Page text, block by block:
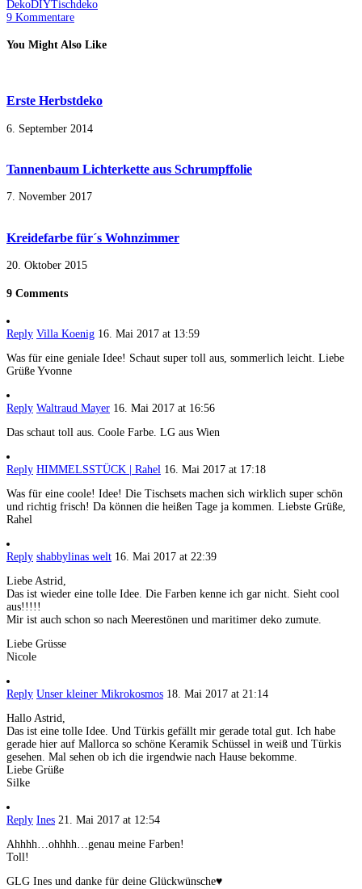
DekoDIYTischdeko
9 Kommentare
You Might Also Like
Erste Herbstdeko
6. September 2014
Tannenbaum Lichterkette aus Schrumpffolie
7. November 2017
Kreidefarbe für´s Wohnzimmer
20. Oktober 2015
9 Comments
Reply Villa Koenig 16. Mai 2017 at 13:59
Was für eine geniale Idee! Schaut super toll aus, sommerlich leicht. Liebe
Grüße Yvonne
Reply Waltraud Mayer 16. Mai 2017 at 16:56
Das schaut toll aus. Coole Farbe. LG aus Wien
Reply HIMMELSSTÜCK | Rahel 16. Mai 2017 at 17:18
Was für eine coole! Idee! Die Tischsets machen sich wirklich super schön
und richtig frisch! Da können die heißen Tage ja kommen. Liebste Grüße,
Rahel
Reply shabbylinas welt 16. Mai 2017 at 22:39
Liebe Astrid,
Das ist wieder eine tolle Idee. Die Farben kenne ich gar nicht. Sieht cool
aus!!!!!
Mir ist auch schon so nach Meerestönen und maritimer deko zumute.
Liebe Grüsse
Nicole
Reply Unser kleiner Mikrokosmos 18. Mai 2017 at 21:14
Hallo Astrid,
Das ist eine tolle Idee. Und Türkis gefällt mir gerade total gut. Ich habe
gerade hier auf Mallorca so schöne Keramik Schüssel in weiß und Türkis
gesehen. Mal sehen ob ich die irgendwie nach Hause bekomme.
Liebe Grüße
Silke
Reply Ines 21. Mai 2017 at 12:54
Ahhhh…ohhhh…genau meine Farben!
Toll!
GLG Ines und danke für deine Glückwünsche♥